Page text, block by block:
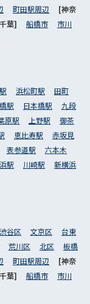
町田駅周辺
[神奈
葉] 船橋市
市川
浜松町駅
田町
駅 日本橋駅
九段
原駅 上野駅
御茶
恵比寿駅
赤坂見
表参道駅
六本木
駅 川崎駅
新横浜
渋谷区 文京区
台東
荒川区 北区
板橋
町田駅周辺
[神奈
葉] 船橋市
市川